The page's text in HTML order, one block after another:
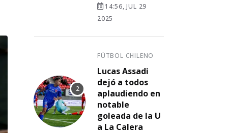
14:56, JUL 29
2025
FÚTBOL CHILENO
Lucas Assadi
dejó a todos
aplaudiendo en
notable
goleada de la U
a La Calera